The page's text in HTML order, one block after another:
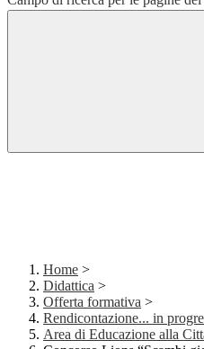
Home >
Didattica >
Offerta formativa >
Rendicontazione... in
Area di Educazione alla